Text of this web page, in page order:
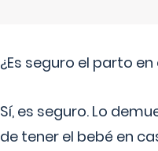
¿Es seguro el parto
Sí, es seguro. Lo
de tener el bebé en